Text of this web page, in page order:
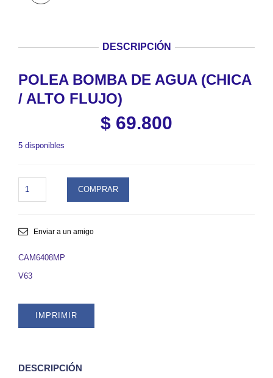
DESCRIPCIÓN
POLEA BOMBA DE AGUA (CHICA
/ ALTO FLUJO)
$ 69.800
5 disponibles
BOMBA
(CHICA
ALTO
SKU
quantity
COMPRAR
Enviar a un amigo
CAM6408MP
V63
IMPRIMIR
DESCRIPCIÓN